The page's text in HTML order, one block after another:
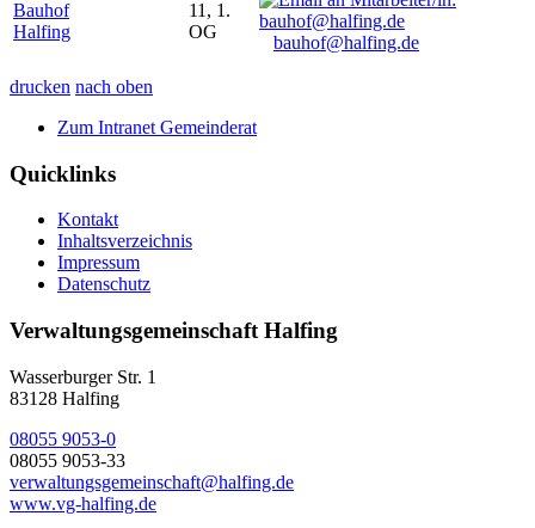
Bauhof
Halfing
11, 1.
OG
bauhof@halfing.de
drucken nach oben
Zum Intranet Gemeinderat
Quicklinks
Kontakt
Inhaltsverzeichnis
Impressum
Datenschutz
Verwaltungsgemeinschaft Halfing
Wasserburger Str. 1
83128 Halfing
08055 9053-0
08055 9053-33
verwaltungsgemeinschaft@halfing.de
www.vg-halfing.de